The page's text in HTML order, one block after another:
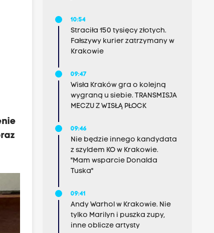
10:54
Straciła 150 tysięcy złotych.
Fałszywy kurier zatrzymany w
Krakowie
09:47
Wisła Kraków gra o kolejną
wygraną u siebie. TRANSMISJA
MECZU Z WISŁĄ PŁOCK
09:46
Nie będzie innego kandydata
z szyldem KO w Krakowie.
"Mam wsparcie Donalda
Tuska"
09:41
Andy Warhol w Krakowie. Nie
tylko Marilyn i puszka zupy,
inne oblicze artysty